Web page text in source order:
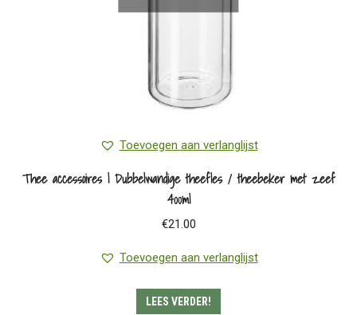
Toevoegen aan verlanglijst
Thee accessoires | Dubbelwandige theefles / theebeker met zeef
400ml
€21.00
Toevoegen aan verlanglijst
LEES VERDER!